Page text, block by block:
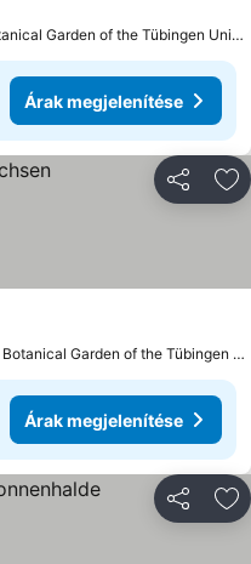
3.2 km-re innen: Botanical Garden of the Tübingen University
Árak megjelenítése
6.5 km-re innen: Botanical Garden of the Tübingen University
Árak megjelenítése